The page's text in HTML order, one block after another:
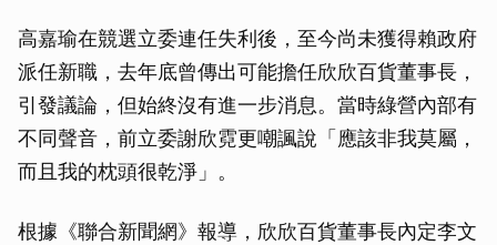
高嘉瑜在競選立委連任失利後，至今尚未獲得賴政府
派任新職，去年底曾傳出可能擔任欣欣百貨董事長，
引發議論，但始終沒有進一步消息。當時綠營內部有
不同聲音，前立委謝欣霓更嘲諷說「應該非我莫屬，
而且我的枕頭很乾淨」。
根據《聯合新聞網》報導，欣欣百貨董事長內定李文